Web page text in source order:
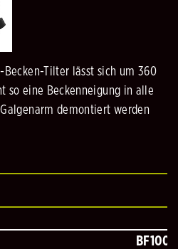
Becken-Tilter lässt sich um 360
so eine Beckenneigung in alle
demontiert werden